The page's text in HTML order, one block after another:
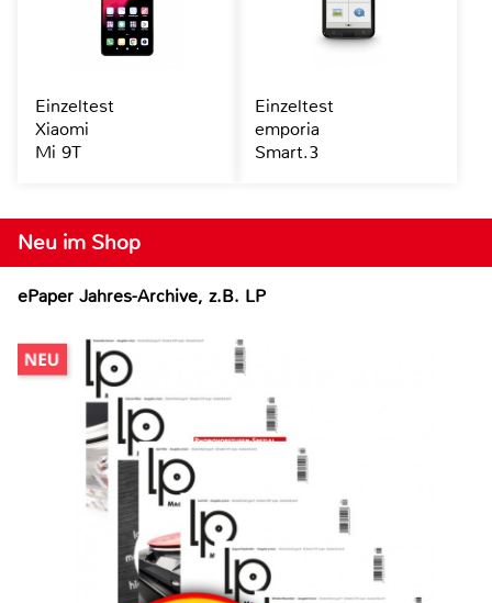
Neu im Shop
ePaper Jahres-Archive, z.B. LP
Einzeltest
Xiaomi
Mi 9T
Einzeltest
emporia
Smart.3